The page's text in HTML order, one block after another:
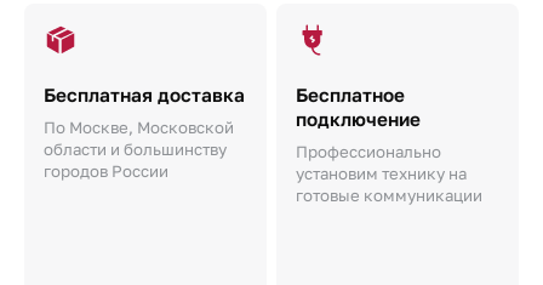
Бесплатная доставка
По Москве, Московской
области и большинству
городов России
Бесплатное
подключение
Профессионально
установим технику на
готовые коммуникации